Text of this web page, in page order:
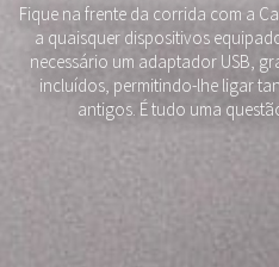
Fique na frente da corrida com a
a quaisquer dispositivos
necessário um adaptador USB,
incluídos, permitindo-lhe ligar
antigos. É tudo uma